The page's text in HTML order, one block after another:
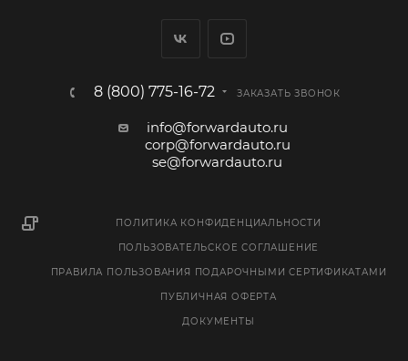
8 (800) 775-16-72 ЗАКАЗАТЬ ЗВОНОК
info@forwardauto.ru
corp@forwardauto.ru
se@forwardauto.ru
ПОЛИТИКА КОНФИДЕНЦИАЛЬНОСТИ
ПОЛЬЗОВАТЕЛЬСКОЕ СОГЛАШЕНИЕ
ПРАВИЛА ПОЛЬЗОВАНИЯ ПОДАРОЧНЫМИ СЕРТИФИКАТАМИ
ПУБЛИЧНАЯ ОФЕРТА
ДОКУМЕНТЫ